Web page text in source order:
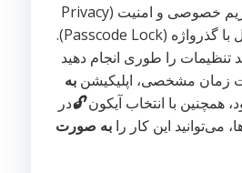
تنظیمات تلگرام > حریم خصوصی و امنیت (Privacy
and Security) > قفل با گذرواژه (Passcode Lock).
تنظیمات را طوری انجام دهید
زمان مشخصی، اپلیکیشن به
همچنین ‌با انتخاب آیکون🔓در
می‌توانید این کار را به صورت